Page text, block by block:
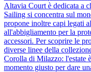
Altavia Court è dedicata a
Sailing si concentra sul
propone inoltre capi legati
all'abbigliamento per la
accessori. Per scoprire le
diverse linee della
Corolla di Milazzo: l'estate
momento giusto per dare